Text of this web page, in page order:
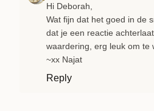
Hi Deborah,
Wat fijn dat het goed in de
dat je een reactie
waardering, erg leuk om te
~xx Najat
Reply